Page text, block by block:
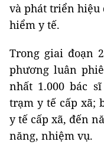
và phát triển hiệu
hiểm y tế.
Trong giai đoạn
phương luân
nhất 1.000 bác
trạm y tế cấp xã;
y tế cấp xã, đến
năng, nhiệm vụ.